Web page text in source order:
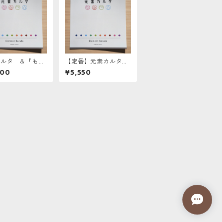
タ ＆『もち
ル
【定番】元素カルタ
（テレビ放送後ご好評
のため品薄）
¥5,550